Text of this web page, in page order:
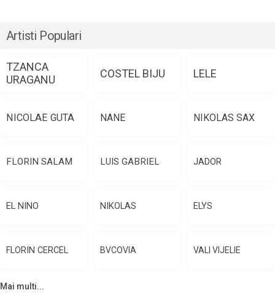
Artisti Populari
TZANCA
URAGANU
COSTEL BIJU LELE
NICOLAE GUTA NANE NIKOLAS SAX
FLORIN SALAM LUIS GABRIEL JADOR
EL NINO NIKOLAS ELYS
FLORIN CERCEL BVCOVIA VALI VIJELIE
Mai multi...